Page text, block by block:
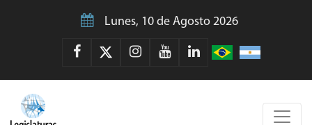
Lunes, 10 de Agosto 2026